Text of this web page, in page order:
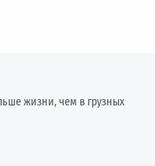
жизни, чем в грузных